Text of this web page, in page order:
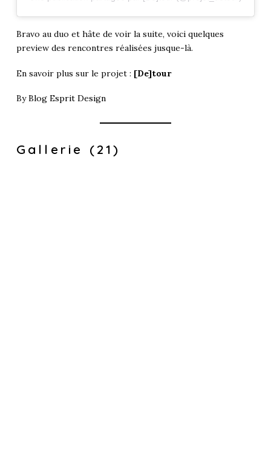
Bravo au duo et hâte de voir la suite, voici quelques
preview des rencontres réalisées jusque-là.
En savoir plus sur le projet : [De]tour
ByBlog Esprit Design
Gallerie (21)